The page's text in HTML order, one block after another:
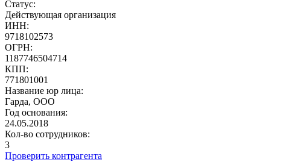
Статус:
Действующая организация
ИНН:
9718102573
ОГРН:
1187746504714
КПП:
771801001
Название юр лица:
Гарда, ООО
Год основания:
24.05.2018
Кол-во сотрудников:
3
Проверить контрагента